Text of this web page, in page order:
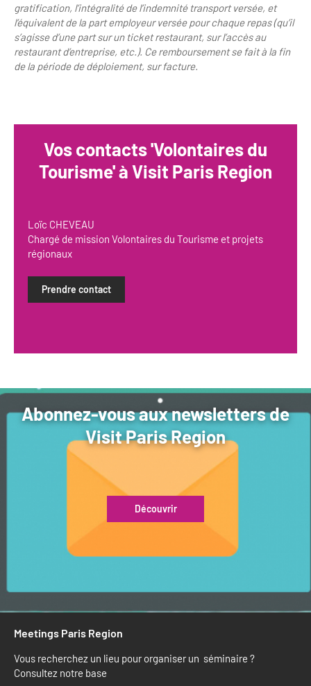
gratification, l’intégralité de l’indemnité transport versée, et
l’équivalent de la part employeur versée pour chaque repas (qu’il
s’agisse d’une part sur un ticket restaurant, sur l’accès au
restaurant d’entreprise, etc.). Ce remboursement se fait à la fin
de la période de déploiement, sur facture.
Vos contacts 'Volontaires du
Tourisme' à Visit Paris Region
Loïc CHEVEAU
Chargé de mission Volontaires du Tourisme et projets
régionaux
Prendre contact
Abonnez-vous aux newsletters de
Visit Paris Region
Découvrir
Meetings Paris Region
Vous recherchez un lieu pour organiser un séminaire ?
Consultez notre base